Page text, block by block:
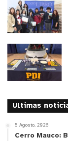
Ultimas
5 Agosto, 2026
Cerro Mauco: